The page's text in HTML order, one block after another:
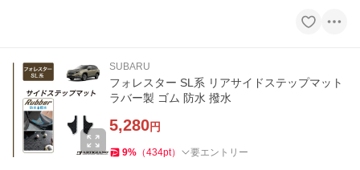
SUBARU
フォレスター SL系 リアサイドステップマット
ラバー製 ゴム 防水 撥水
5,280円
9% （434pt） 要エントリー